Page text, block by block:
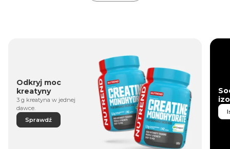
Odkryj moc
kreatyny
3 g kreatyna w jednej
dawce.
Sprawdź